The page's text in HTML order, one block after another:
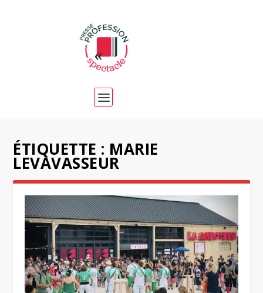
ÉTIQUETTE : MARIE
LEVAVASSEUR